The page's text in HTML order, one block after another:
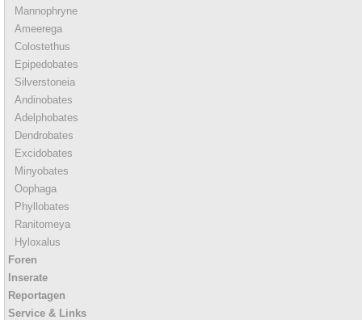
Mannophryne
Ameerega
Colostethus
Epipedobates
Silverstoneia
Andinobates
Adelphobates
Dendrobates
Excidobates
Minyobates
Oophaga
Phyllobates
Ranitomeya
Hyloxalus
Foren
Inserate
Reportagen
Service & Links